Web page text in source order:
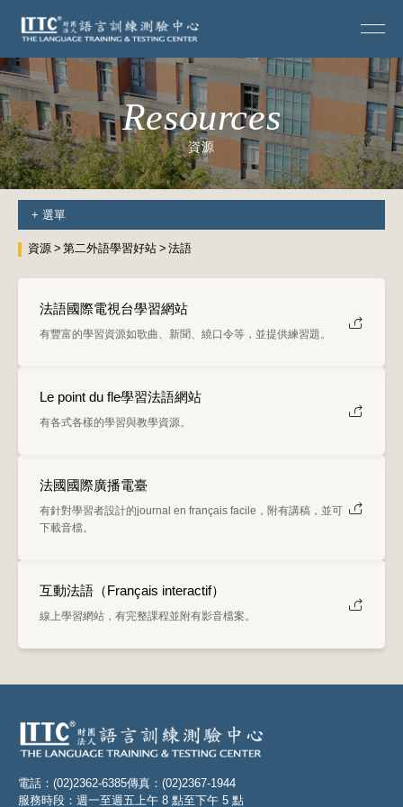
Resources
資源
+ 選單
資源 第二外語學習好站 法語
法語國際電視台學習網站
有豐富的學習資源如歌曲、新聞、繞口令等，並提供練習題。
Le point du fle學習法語網站
有各式各樣的學習與教學資源。
法國國際廣播電臺
有針對學習者設計的journal en français facile，附有講稿，並可
下載音檔。
互動法語（Français interactif）
線上學習網站，有完整課程並附有影音檔案。
電話：(02)2362-6385傳真：(02)2367-1944
服務時段：週一至週五上午 8 點至下午 5 點